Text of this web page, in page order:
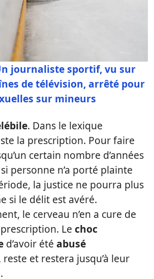
journaliste sportif, vu sur
de télévision, arrêté pour
sur mineurs
. Dans le lexique
la prescription. Pour faire
certain nombre d’années
personne n’a porté plainte
la justice ne pourra plus
si le délit est avéré.
le cerveau n’en a cure de
Le choc
d’avoir été abusé
reste et restera jusqu’à leur